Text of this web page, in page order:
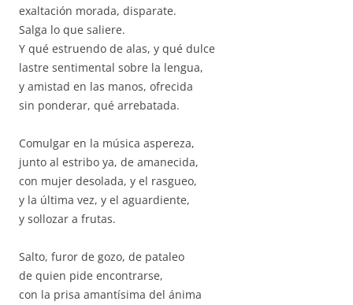
exaltación morada, disparate.
Salga lo que saliere.
Y qué estruendo de alas, y qué dulce
lastre sentimental sobre la lengua,
y amistad en las manos, ofrecida
sin ponderar, qué arrebatada.
Comulgar en la música aspereza,
junto al estribo ya, de amanecida,
con mujer desolada, y el rasgueo,
y la última vez, y el aguardiente,
y sollozar a frutas.
Salto, furor de gozo, de pataleo
de quien pide encontrarse,
con la prisa amantísima del ánima